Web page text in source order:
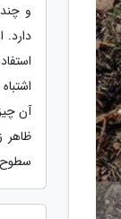
و
دارد.
آن